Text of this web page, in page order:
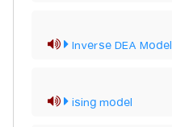
Inverse DEA Model
ising model